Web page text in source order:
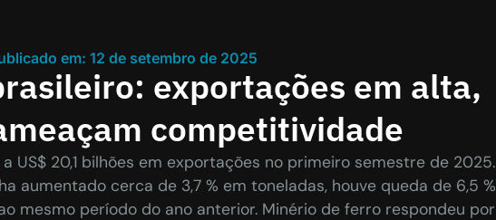
em: 12 de setembro de 2025
exportações em alta,
competitividade
US$ 20,1 bilhões em exportações no primeiro semestre de 2025.
aumentado cerca de 3,7 % em toneladas, houve queda de 6,5 %
mesmo período do ano anterior. Minério de ferro respondeu por